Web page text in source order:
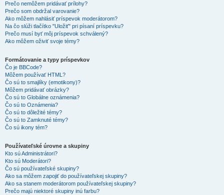
Prečo nemôžem pridávať prílohy?
Prečo som obdržal varovanie?
Ako môžem nahlásiť príspevok moderátorom?
Na čo slúži tlačítko "Uložiť" pri písaní príspevku?
Prečo musí byť môj príspevok schválený?
Ako môžem oživiť svoje témy?
Formátovanie a typy príspevkov
Čo je BBCode?
Môžem používať HTML?
Čo sú to smajlíky (emotikony)?
Môžem pridávať obrázky?
Čo sú to Globálne oznámenia?
Čo sú to Oznámenia?
Čo sú to dôležité témy?
Čo sú to Zamknuté témy?
Čo sú ikony tém?
Používateľské úrovne a skupiny
Kto sú Administrátori?
Kto sú Moderátori?
Čo sú používateľské skupiny?
Ako sa môžem zapojiť do používateľskej skupiny?
Ako sa stanem moderátorom používateľskej skupiny?
Prečo majú niektoré skupiny inú farbu?